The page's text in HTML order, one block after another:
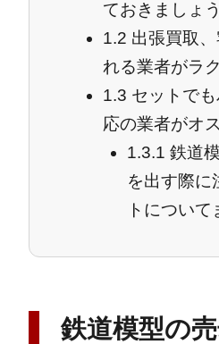
ておきましょう
1.2 出張買取
れる業者がラ
1.3 セットで
応の業者がオ
1.3.1 鉄道
を出す際に
トについて
鉄道模型の